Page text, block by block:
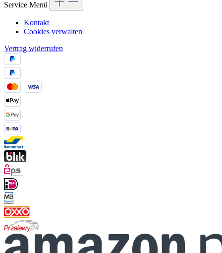
Service Menü
Kontakt
Cookies verwalten
Vertrag widerrufen